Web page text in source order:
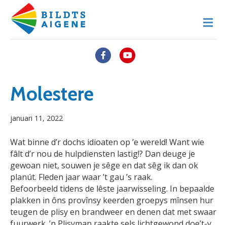
F
o
k
Y
e
M
e
n
Molestere
januari 11, 2022
Wat binne d’r dochs idioaten op ’e wereld! Want wie
fâlt d’r nou de hulpdiensten lastig!? Dan deuge je
gewoan niet, souwen je sêge en dat sêg ik dan ok
planút. Fleden jaar waar ’t gau ’s raak.
Befoorbeeld tidens de lêste jaarwisseling. In bepaalde
plakken in ôns provînsy keerden groepys mînsen hur
teugen de plisy en brandweer en denen dat met swaar